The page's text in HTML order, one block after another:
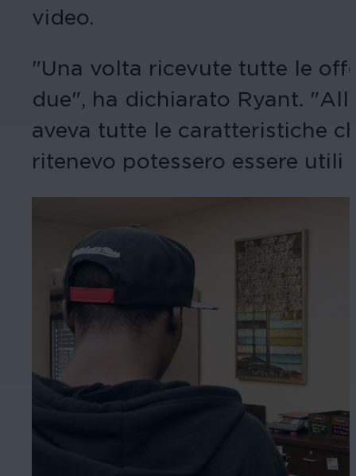
video.
"Una volta ricevute tutte le
due", ha dichiarato Ryant.
aveva tutte le caratteristiche
ritenevo potessero essere